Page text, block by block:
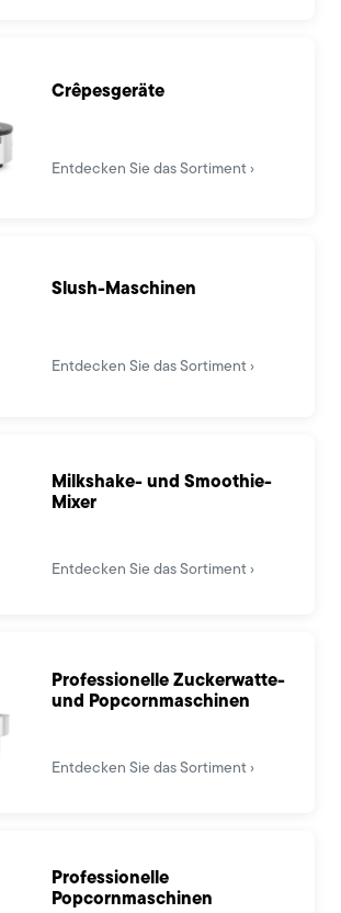
Crêpesgeräte
Entdecken Sie das Sortiment
Slush-Maschinen
Entdecken Sie das Sortiment
Milkshake- und Smoothie-
Mixer
Entdecken Sie das Sortiment
Professionelle Zuckerwatte-
und Popcornmaschinen
Entdecken Sie das Sortiment
Professionelle
Popcornmaschinen